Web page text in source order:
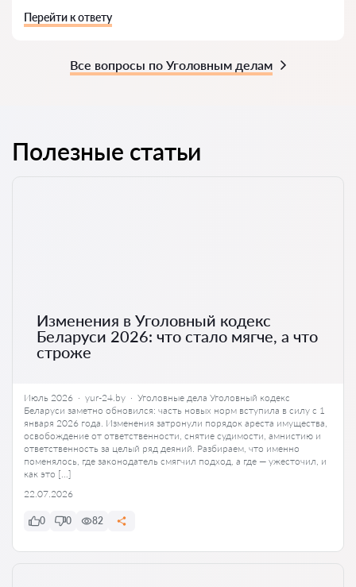
Перейти к ответу
Все вопросы по Уголовным делам
Полезные статьи
Изменения в Уголовный кодекс
Беларуси 2026: что стало мягче, а что
строже
Июль 2026 · yur-24.by · Уголовные дела Уголовный кодекс
Беларуси заметно обновился: часть новых норм вступила в силу с 1
января 2026 года. Изменения затронули порядок ареста имущества,
освобождение от ответственности, снятие судимости, амнистию и
ответственность за целый ряд деяний. Разбираем, что именно
поменялось, где законодатель смягчил подход, а где — ужесточил, и
как это […]
22.07.2026
0 0 82